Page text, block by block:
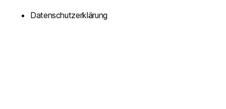
Datenschutzerklärung